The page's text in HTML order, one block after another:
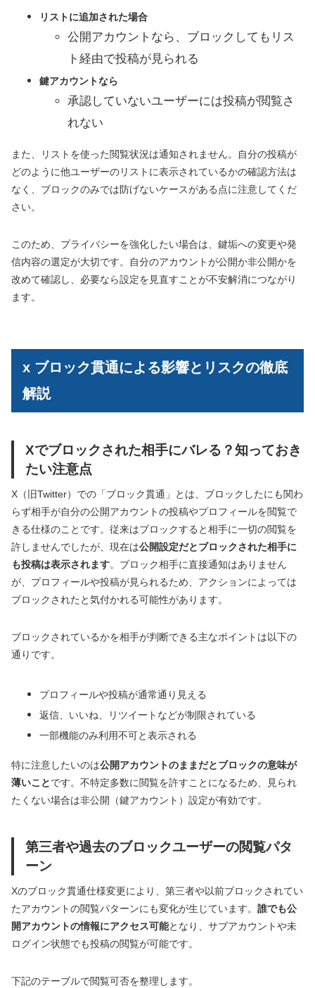
リストに追加された場合
公開アカウントなら、ブロックしてもリス
ト経由で投稿が見られる
鍵アカウントなら
承認していないユーザーには投稿が閲覧さ
れない
また、リストを使った閲覧状況は通知されません。自分の投稿が
どのように他ユーザーのリストに表示されているかの確認方法は
なく、ブロックのみでは防げないケースがある点に注意してくだ
さい。
このため、プライバシーを強化したい場合は、鍵垢への変更や発
信内容の選定が大切です。自分のアカウントが公開か非公開かを
改めて確認し、必要なら設定を見直すことが不安解消につながり
ます。
x ブロック貫通による影響とリスクの徹底
解説
Xでブロックされた相手にバレる？知っておき
たい注意点
X（旧Twitter）での「ブロック貫通」とは、ブロックしたにも関わ
らず相手が自分の公開アカウントの投稿やプロフィールを閲覧で
きる仕様のことです。従来はブロックすると相手に一切の閲覧を
許しませんでしたが、現在は公開設定だとブロックされた相手に
も投稿は表示されます。ブロック相手に直接通知はありません
が、プロフィールや投稿が見られるため、アクションによっては
ブロックされたと気付かれる可能性があります。
ブロックされているかを相手が判断できる主なポイントは以下の
通りです。
プロフィールや投稿が通常通り見える
返信、いいね、リツイートなどが制限されている
一部機能のみ利用不可と表示される
特に注意したいのは公開アカウントのままだとブロックの意味が
薄いことです。不特定多数に閲覧を許すことになるため、見られ
たくない場合は非公開（鍵アカウント）設定が有効です。
第三者や過去のブロックユーザーの閲覧パタ
ーン
Xのブロック貫通仕様変更により、第三者や以前ブロックされてい
たアカウントの閲覧パターンにも変化が生じています。 誰でも公
開アカウントの情報にアクセス可能となり、サブアカウントや未
ログイン状態でも投稿の閲覧が可能です。
下記のテーブルで閲覧可否を整理します。